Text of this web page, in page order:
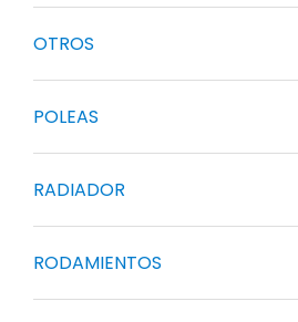
OTROS
POLEAS
RADIADOR
RODAMIENTOS